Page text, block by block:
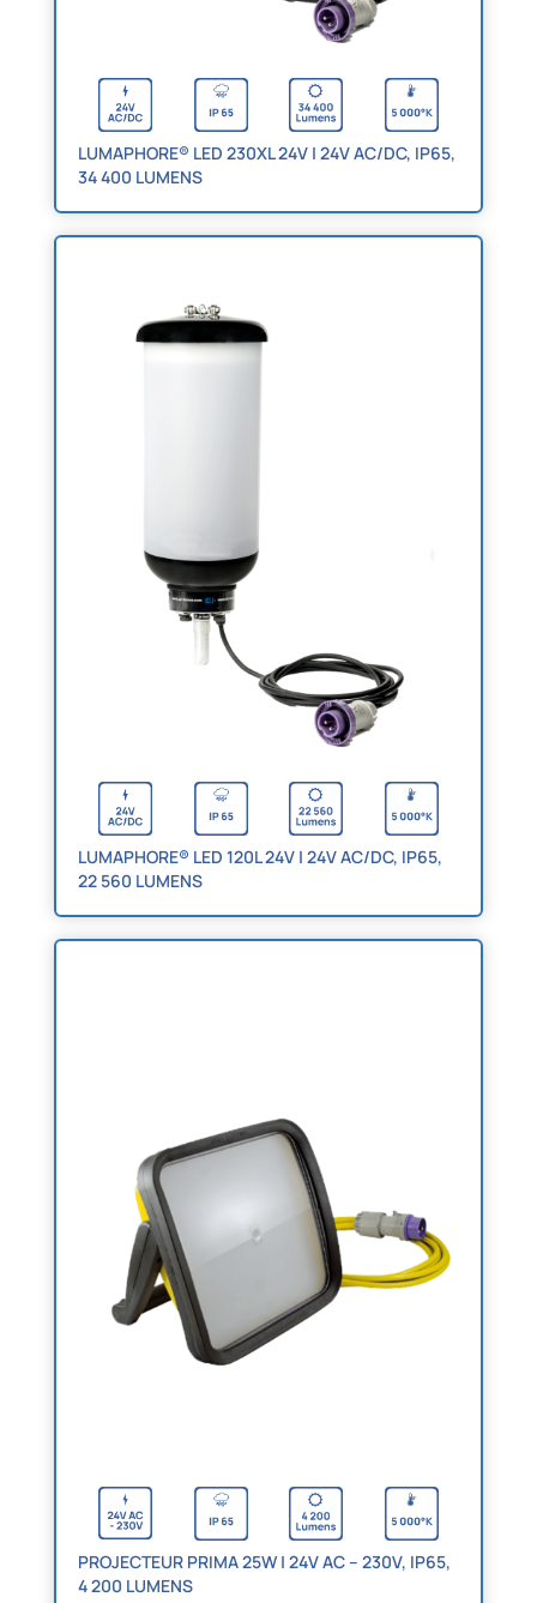
LUMAPHORE® LED 230XL 24V | 24V AC/DC, IP65,
34 400 LUMENS
LUMAPHORE® LED 120L 24V | 24V AC/DC, IP65,
22 560 LUMENS
PROJECTEUR PRIMA 25W | 24V AC – 230V, IP65,
4 200 LUMENS